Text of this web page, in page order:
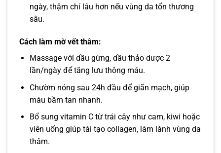
ngày, thậm chí lâu hơn nếu vùng da tổn thương
sâu.
Cách làm mờ vết thâm:
Massage với dầu gừng, dầu thảo dược 2
lần/ngày để tăng lưu thông máu.
Chườm nóng sau 24h đầu để giãn mạch, giúp
máu bầm tan nhanh.
Bổ sung vitamin C từ trái cây như cam, kiwi hoặc
viên uống giúp tái tạo collagen, làm lành vùng da
thâm.